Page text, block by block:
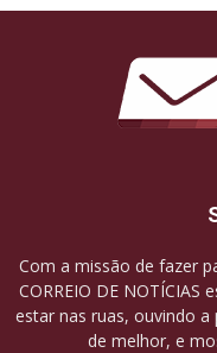
Com a missão de fazer
CORREIO DE
estar nas ruas, ouvindo
de melhor, e